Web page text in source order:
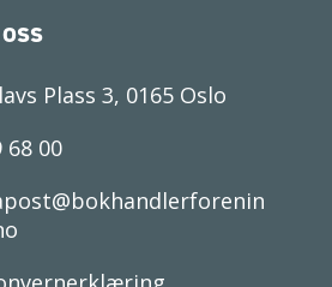
Plass 3, 0165 Oslo
68 00